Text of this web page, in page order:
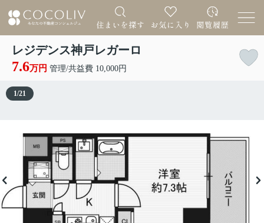
レジデンス神戸レガーロ
7.6万円 管理/共益費 10,000円
1/21